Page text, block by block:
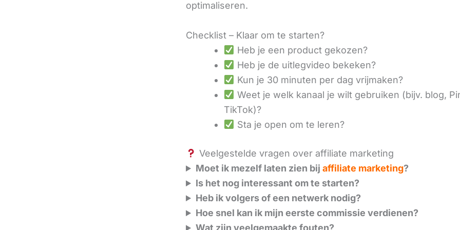
optimaliseren.
Checklist – Klaar om te starten?
Heb je een product gekozen?
Heb je de uitlegvideo bekeken?
Kun je 30 minuten per dag vrijmaken?
Weet je welk kanaal je wilt gebruiken (bijv. blog,
TikTok)?
Sta je open om te leren?
Veelgestelde vragen over affiliate marketing
Moet ik mezelf laten zien bijaffiliate marketing?
Is het nog interessant om te starten?
Heb ik volgers of een netwerk nodig?
Hoe snel kan ik mijn eerste commissie verdienen?
Wat zijn veelgemaakte fouten?